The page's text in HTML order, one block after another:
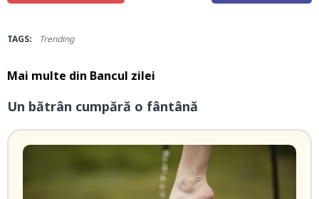
TAGS: Trending
Mai multe din Bancul zilei
Un bătrân cumpără o fântână